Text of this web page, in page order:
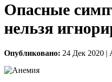
Опасные
нельзя
Опубликовано: 24 Дек 2020 |